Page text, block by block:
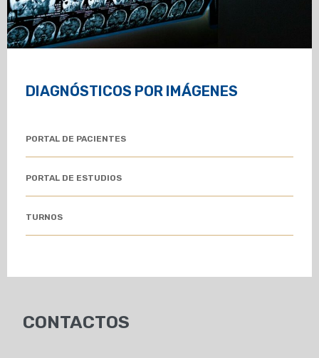
DIAGNÓSTICOS POR IMÁGENES
PORTAL DE PACIENTES
PORTAL DE ESTUDIOS
TURNOS
CONTACTOS